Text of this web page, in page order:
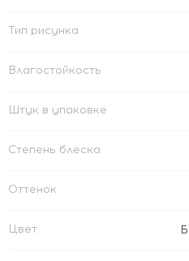
Тип рисунка
Влагостойкость
Штук в упаковке
Степень блеска
Оттенок
Цвет